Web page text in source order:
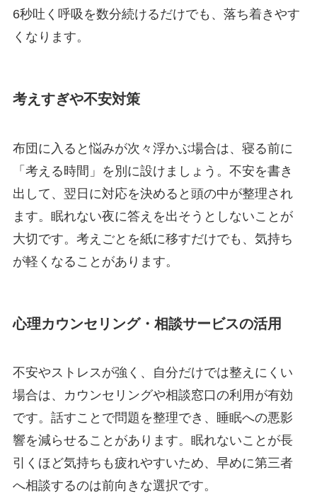
6秒吐く呼吸を数分続けるだけでも、落ち着きやす
くなります。
考えすぎや不安対策
布団に入ると悩みが次々浮かぶ場合は、寝る前に
「考える時間」を別に設けましょう。不安を書き
出して、翌日に対応を決めると頭の中が整理され
ます。眠れない夜に答えを出そうとしないことが
大切です。考えごとを紙に移すだけでも、気持ち
が軽くなることがあります。
心理カウンセリング・相談サービスの活用
不安やストレスが強く、自分だけでは整えにくい
場合は、カウンセリングや相談窓口の利用が有効
です。話すことで問題を整理でき、睡眠への悪影
響を減らせることがあります。眠れないことが長
引くほど気持ちも疲れやすいため、早めに第三者
へ相談するのは前向きな選択です。